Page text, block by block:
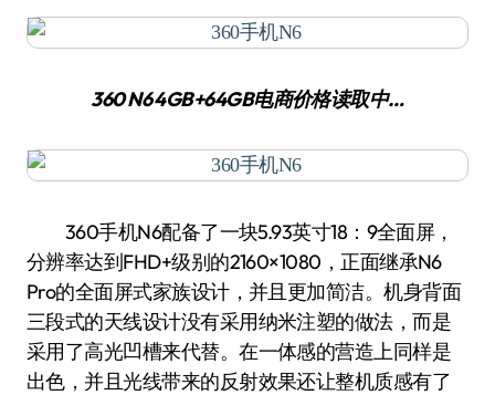
360 N6 4GB+64GB电商价格读取中…
360手机N6配备了一块5.93英寸18：9全面屏，
分辨率达到FHD+级别的2160×1080，正面继承N6
Pro的全面屏式家族设计，并且更加简洁。机身背面
三段式的天线设计没有采用纳米注塑的做法，而是
采用了高光凹槽来代替。在一体感的营造上同样是
出色，并且光线带来的反射效果还让整机质感有了